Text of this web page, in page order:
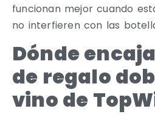
funcionan mejor cuando
no interfieren con las
Dónde
de regalo
vino de